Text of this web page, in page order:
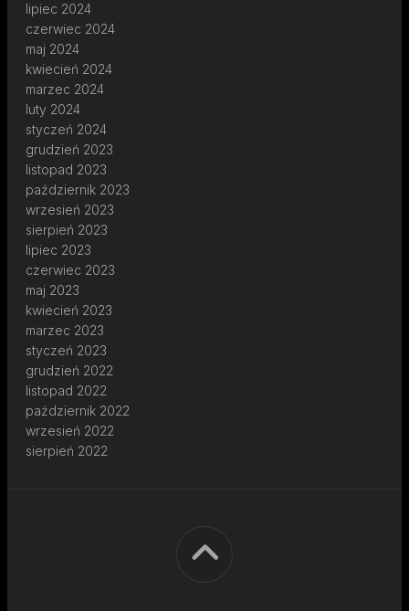
lipiec 2024
czerwiec 2024
maj 2024
kwiecień 2024
marzec 2024
luty 2024
styczeń 2024
grudzień 2023
listopad 2023
październik 2023
wrzesień 2023
sierpień 2023
lipiec 2023
czerwiec 2023
maj 2023
kwiecień 2023
marzec 2023
styczeń 2023
grudzień 2022
listopad 2022
październik 2022
wrzesień 2022
sierpień 2022